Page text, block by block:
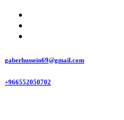
gaberhussein69@gmail.com
+966552050702